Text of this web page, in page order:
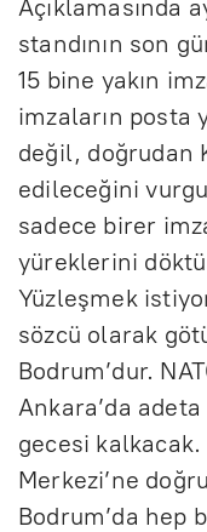
Açıklamasında
standının son
15 bine yakın
imzaların posta
değil, doğrudan
edileceğini
sadece birer
yüreklerini döktü
Yüzleşmek
sözcü olarak
Bodrum’dur.
Ankara’da
gecesi kalkacak.
Merkezi’ne
Bodrum’da hep